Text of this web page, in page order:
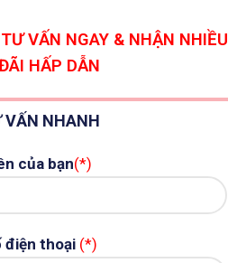
VẤN NGAY & NHẬN NHIỀU
HẤP DẪN
VẤN NHANH
của bạn(*)
điện thoại (*)